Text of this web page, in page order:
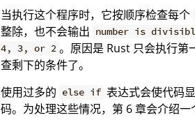
当执行这个程序时，它按顺序检查每个
整除，也不会输出 number is
4, 3, or 2 。原因是 Rust 只会执行第
查剩下的条件了。
使用过多的 else if 表达式会使代码
码。为处理这些情况，第 6 章会介绍